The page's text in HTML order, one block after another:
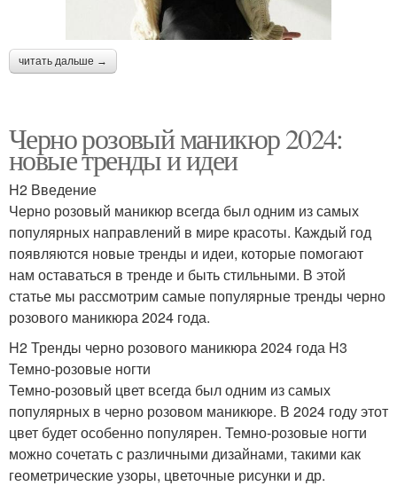
читать дальше →
Черно розовый маникюр 2024:
новые тренды и идеи
H2 Введение
Черно розовый маникюр всегда был одним из самых
популярных направлений в мире красоты. Каждый год
появляются новые тренды и идеи, которые помогают
нам оставаться в тренде и быть стильными. В этой
статье мы рассмотрим самые популярные тренды черно
розового маникюра 2024 года.
H2 Тренды черно розового маникюра 2024 года H3
Темно-розовые ногти
Темно-розовый цвет всегда был одним из самых
популярных в черно розовом маникюре. В 2024 году этот
цвет будет особенно популярен. Темно-розовые ногти
можно сочетать с различными дизайнами, такими как
геометрические узоры, цветочные рисунки и др.